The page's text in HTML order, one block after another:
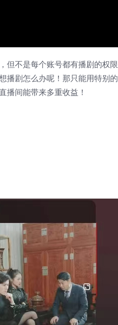
不是每个账号都有播剧的权
剧怎么办呢！那只能用特别
播间能带来多重收益！